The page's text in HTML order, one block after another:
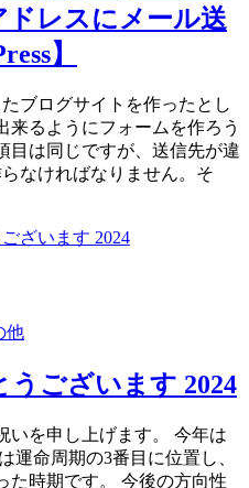
ドレスにメール送
】
ブログサイトを作ったとし
来るようにフォームを作ろう
目は同じですが、送信先が違
なければなりません。そ
他
ございます 2024
いを申し上げます。 今年は
運命周期の3番目に位置し、
た時期です。 今後の方向性